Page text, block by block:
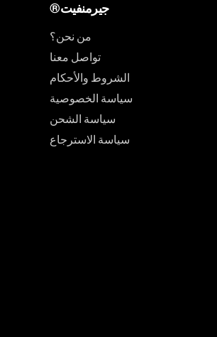
®جيرمنفيت
من نحن؟
تواصل معنا
الشروط والأحكام
سياسة الخصوصية
سياسة الشحن
سياسة الاسترجاع